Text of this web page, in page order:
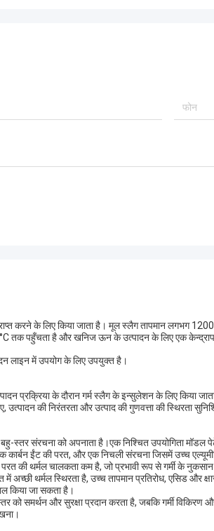
करने के लिए किया जाता है। मूल स्लैग तापमान लगभग
तक पहुँचता है और खनिज ऊन के उत्पादन के लिए एक
लाइन में उपयोग के लिए उपयुक्त है।
के दौरान गर्म स्लैग के इन्सुलेशन के लिए किया
की निरंतरता और उत्पाद की गुणवत्ता की स्थिरता
स्तर संरचना को अपनाता है।एक निश्चित उपयोगिता मॉडल
ईंट की परत, और एक निचली संरचना जिसमें उच्च
की थर्मल चालकता कम है, जो प्रभावी रूप से गर्मी के
थर्मल स्थिरता है, उच्च तापमान प्रतिरोध, एसिड और
किया जा सकता है।
समर्थन और सुरक्षा प्रदान करता है, जबकि गर्मी विकिरण